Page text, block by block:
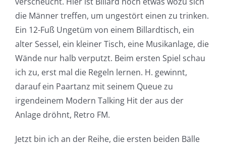
die Männer treffen, um ungestört einen zu trinken.
Ein 12-Fuß Ungetüm von einem Billardtisch, ein
alter Sessel, ein kleiner Tisch, eine Musikanlage, die
Wände nur halb verputzt. Beim ersten Spiel schau
ich zu, erst mal die Regeln lernen. H. gewinnt,
darauf ein Paartanz mit seinem Queue zu
irgendeinem Modern Talking Hit der aus der
Anlage dröhnt, Retro FM.
Jetzt bin ich an der Reihe, die ersten beiden Bälle